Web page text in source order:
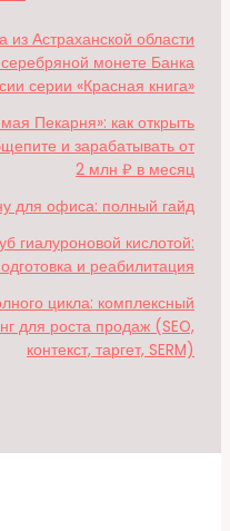
из Астраханской области
монете Банка
серии «Красная книга»
Пекарня»: как открыть
и зарабатывать от
2 млн ₽ в месяц
для офиса: полный гайд
гиалуроновой кислотой:
и реабилитация
цикла: комплексный
для роста продаж (SEO,
контекст, таргет, SERM)